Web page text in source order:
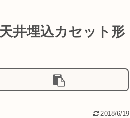
井埋込カセット形
2018/6/19